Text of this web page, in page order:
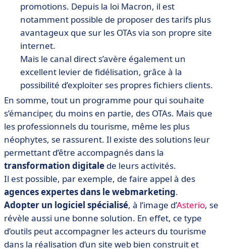
promotions. Depuis la loi Macron, il est
notamment possible de proposer des tarifs plus
avantageux que sur les OTAs via son propre site
internet.
Mais le canal direct s’avère également un
excellent levier de fidélisation, grâce à la
possibilité d’exploiter ses propres fichiers clients.
En somme, tout un programme pour qui souhaite
s’émanciper, du moins en partie, des OTAs. Mais que
les professionnels du tourisme, même les plus
néophytes, se rassurent. Il existe des solutions leur
permettant d’être accompagnés dans la
transformation digitale de leurs activités.
Il est possible, par exemple, de faire appel à des
agences expertes dans le webmarketing.
Adopter un logiciel spécialisé, à l’image d’Asterio, se
révèle aussi une bonne solution. En effet, ce type
d’outils peut accompagner les acteurs du tourisme
dans la réalisation d’un site web bien construit et